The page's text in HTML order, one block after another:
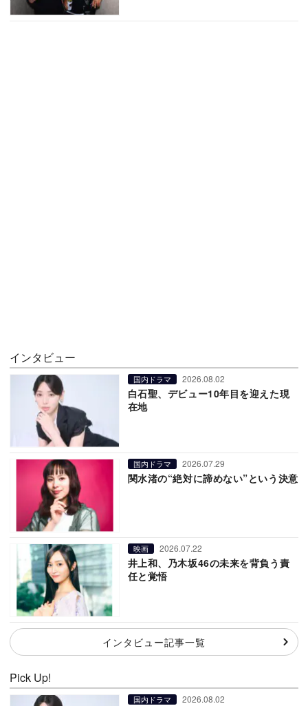
インタビュー
国内ドラマ 2026.08.02
白石聖、デビュー10年目を迎えた現
在地
国内ドラマ 2026.07.29
関水渚の“絶対に諦めない”という決意
映画 2026.07.22
井上和、乃木坂46の未来を背負う責
任と覚悟
インタビュー記事一覧
Pick Up!
国内ドラマ 2026.08.02